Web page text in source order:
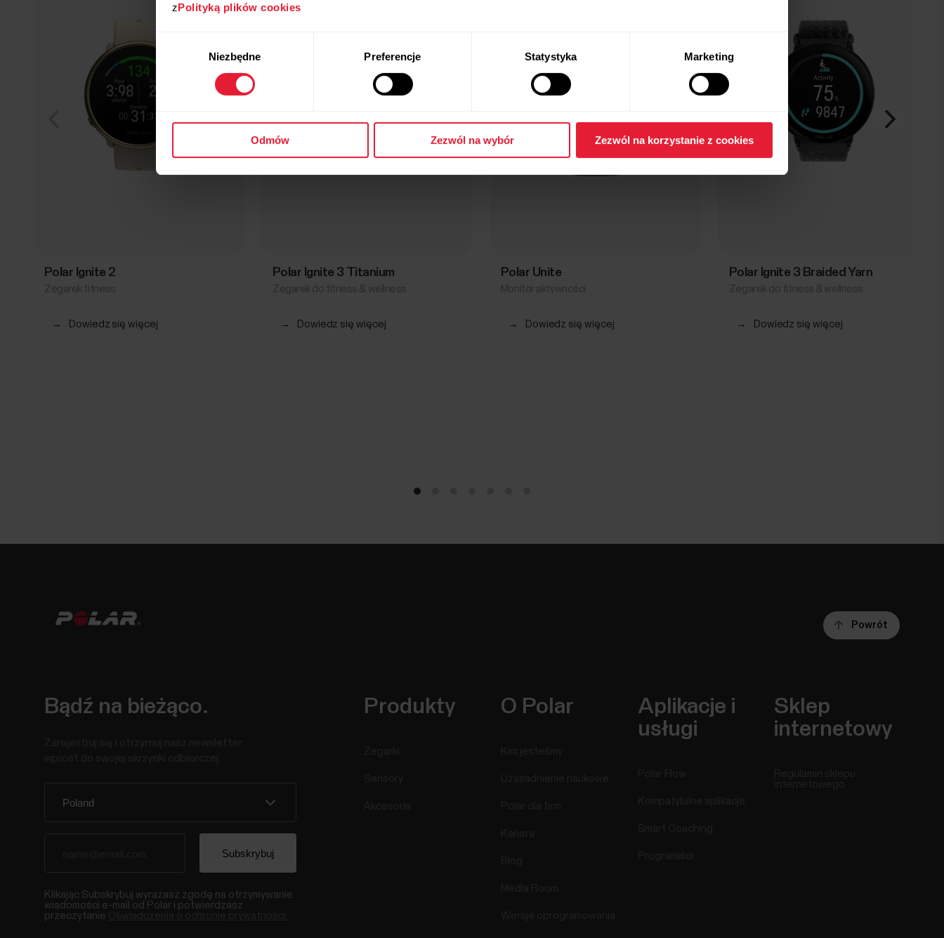
zPolityką plików cookies
Niezbędne Preferencje Statystyka Marketing
Odmów Zezwól na wybór Zezwól na korzystanie z cookies
Polar Ignite 2
→ Dowiedz się więcej
Polar Ignite 3 Titanium
→ Dowiedz się więcej
Polar Unite
→ Dowiedz się więcej
Polar Ignite 3 Braided Yarn
→ Dowiedz się więcej
Powrót
Bądź na bieżąco.
Klikając Subskrybuj wyrażasz zgodę na otrzymywanie
wiadomości e-mail od Polar i potwierdzasz
przeczytanie
Produkty O Polar
Aplikacje i
usługi
Sklep
internetowy